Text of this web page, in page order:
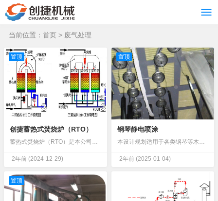
当前位置： 首页 > 废气处理
置顶
创捷蓄热式焚烧炉（RTO）
蓄热式焚烧炉（RTO）是本公司在消化、吸收欧美先进技术的基础上，采取“引进+积累+改进+创新”的方式，设计出的一款高效有机废气治理设备。该产品安全性、稳定性、经济性都达到了欧美标准，成为替代进口产品的优良选择RTO工艺流程...
2年前 (2024-12-29)
置顶
钢琴静电喷涂
本设计规划适用于各类钢琴等木制乐器的自动化喷涂，具有以下优势：油漆利用率高自动化程度高一次设计、满足纲领。满足产品质量及工艺要求。平面合理布置、方便组织生产及维护的需要。设计做到“安全生产、文明生产”的原则，满足国家有关技术安全规定。满足环...
2年前(2025-01-04)
置顶